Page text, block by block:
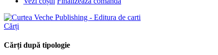
Cărți
Cărți după tipologie